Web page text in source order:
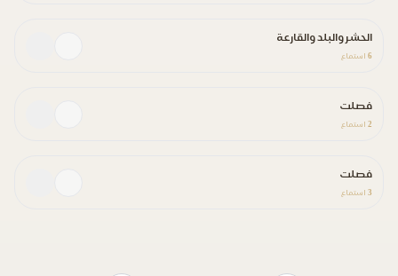
الحشر والبلد والقارعة
6 استماع
فصلت
2 استماع
فصلت
3 استماع